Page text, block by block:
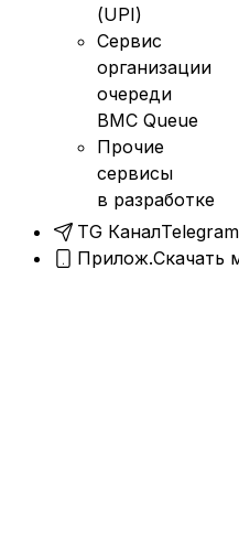
(UPI)
Сервис
организации
очереди
BMC Queue
Прочие
сервисы
в разработке
TG Канал
Прилож.Скачать